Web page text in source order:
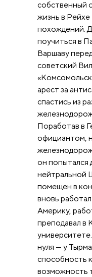
собственный
жизнь в Рейхе
похождений.
поучиться в
Варшаву
советский
арест за
спастись из
Поработав в
официантом,
он попытался
нейтральной
помещен в
вновь
Америку,
преподавал в
нуля — у
способность
возможность